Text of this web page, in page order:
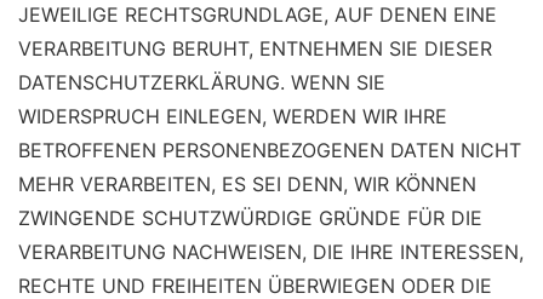
JEWEILIGE RECHTSGRUNDLAGE, AUF DENEN EINE
VERARBEITUNG BERUHT, ENTNEHMEN SIE DIESER
DATENSCHUTZERKLÄRUNG. WENN SIE
WIDERSPRUCH EINLEGEN, WERDEN WIR IHRE
BETROFFENEN PERSONENBEZOGENEN DATEN NICHT
MEHR VERARBEITEN, ES SEI DENN, WIR KÖNNEN
ZWINGENDE SCHUTZWÜRDIGE GRÜNDE FÜR DIE
VERARBEITUNG NACHWEISEN, DIE IHRE INTERESSEN,
RECHTE UND FREIHEITEN ÜBERWIEGEN ODER DIE